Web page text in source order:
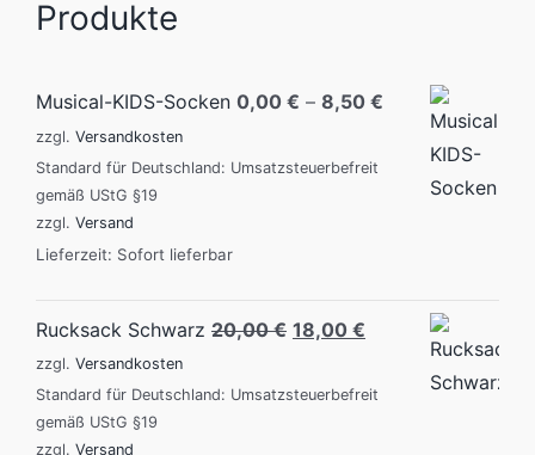
Produkte
Musical-KIDS-Socken 0,00 € – 8,50 €
zzgl. Versandkosten
Standard für Deutschland: Umsatzsteuerbefreit
gemäß UStG §19
zzgl. Versand
Lieferzeit: Sofort lieferbar
Rucksack Schwarz 20,00€ Original
was:
18,00 €Current
is:
zzgl. Versandkosten
Standard für Deutschland: Umsatzsteuerbefreit
gemäß UStG §19
zzgl. Versand